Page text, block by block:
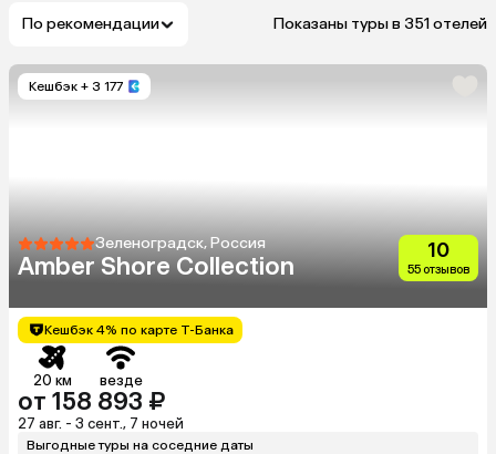
По рекомендации Показаны туры в 351 отелей
Кешбэк + 3 177
Зеленоградск, Россия
Amber Shore Collection
10
55 отзывов
Кешбэк 4% по карте Т-Банка
20 км везде
от 158 893 ₽
27 авг. - 3 сент., 7 ночей
Выгодные туры на соседние даты